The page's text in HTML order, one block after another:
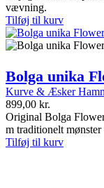
vævning.
Tilføj til kurv
Bolga unika
Kurve & Æsker
899,00 kr.
Original Bolga
m traditionelt mønster
Tilføj til kurv